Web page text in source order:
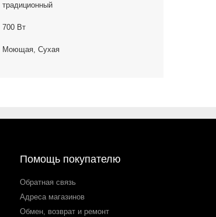
традиционный
700 Вт
Моющая, Сухая
Помощь покупателю
Обратная связь
Адреса магазинов
Обмен, возврат и ремонт